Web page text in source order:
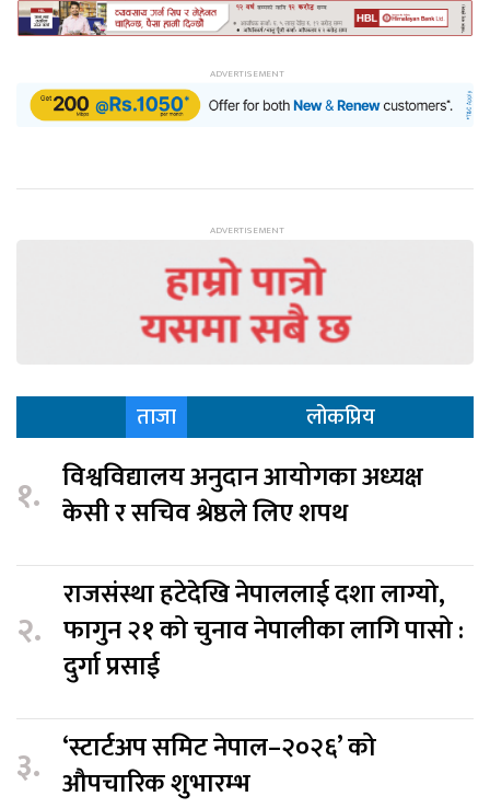
ताजा लोकप्रिय
१. विश्वविद्यालय अनुदान आयोगका अध्यक्ष
केसी र सचिव श्रेष्ठले लिए शपथ
२.
राजसंस्था हटेदेखि नेपाललाई दशा लाग्यो,
फागुन २१ को चुनाव नेपालीका लागि पासो :
दुर्गा प्रसाई
३. ‘स्टार्टअप समिट नेपाल–२०२६’ को
औपचारिक शुभारम्भ